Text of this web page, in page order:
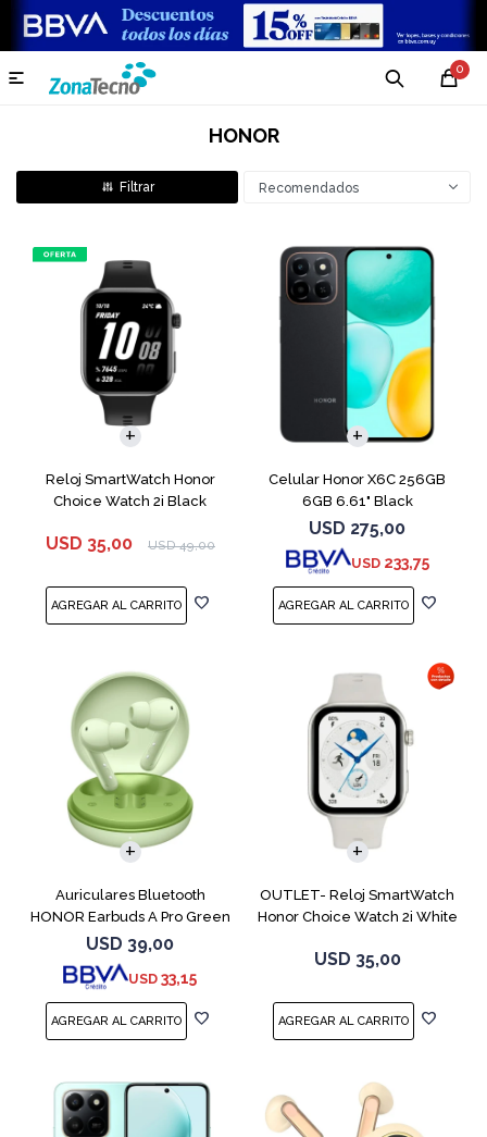
0

HONOR
Recomendados
Reloj SmartWatch Honor
Choice Watch 2i Black
USD 35,00 USD 49,00
Celular Honor X6C 256GB
6GB 6.61" Black
USD 275,00
USD 233,75
COMPARAR
Auriculares Bluetooth
HONOR Earbuds A Pro Green
USD 39,00
USD 33,15
OUTLET- Reloj SmartWatch
Honor Choice Watch 2i White
USD 35,00